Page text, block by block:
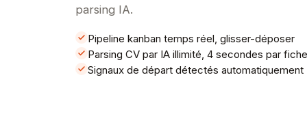
parsing IA.
Pipeline kanban temps réel, glisser-déposer
Parsing CV par IA illimité, 4 secondes par fiche
Signaux de départ détectés automatiquement